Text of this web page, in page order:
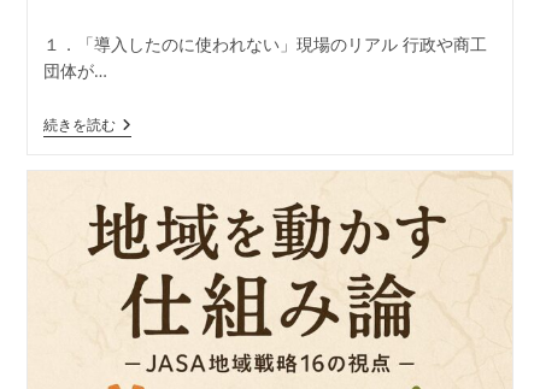
日:
カ
テ
ゴ
ー:
１．「導入したのに使われない」現場のリアル 行政や商工
団体が…
続きを読む地
域
か
す
仕
組
論
―
JASA